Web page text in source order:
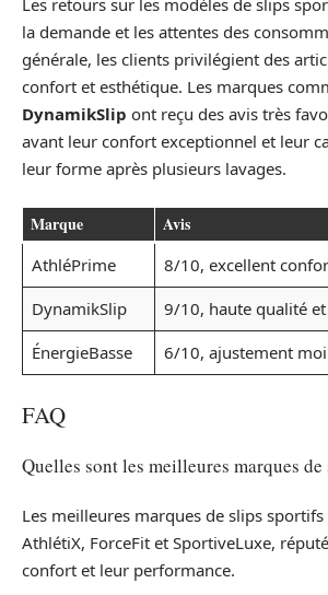
la demande et les attentes des
générale, les clients privilégient des
confort et esthétique. Les marques
DynamikSlip ont reçu des avis très
avant leur confort exceptionnel et leur
leur forme après plusieurs lavages.
Marque Avis
AthléPrime
8/10, excellent
DynamikSlip
9/10, haute qualité et
ÉnergieBasse
6/10, ajustement
FAQ
Quelles sont les meilleures marques
Les meilleures marques de slips
AthlétiX, ForceFit et SportiveLuxe,
confort et leur performance.